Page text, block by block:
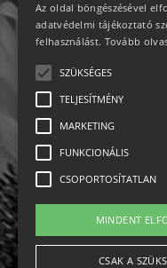
Az oldal böngészésével
adatvédelmi tájékoztató
felhasználást. Tovább
SZÜKSÉGES
TELJESÍTMÉNY
MARKETING
FUNKCIONÁLIS
CSOPORTOSÍTATLAN
MINDENT
CSAK A